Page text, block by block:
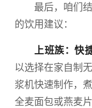
最后，咱们
的饮用建议：
上班族：快
以选择在家自制
浆机快速制作，
全麦面包或燕麦